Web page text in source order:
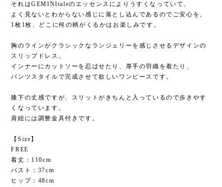
それはGEMINItaleのエッセンスによりうすくなっていて、
よく見ないとわからない感じに落とし込んであるのでご安心を。
1枚1枚、どこに何の柄がくるかはお楽しみです。
胸のラインがクラシックなランジェリーを感じさせるデザインの
スリップドレス。
インナーにカットソーを忍ばせたり、厚手の羽織を着たり、
パンツスタイルで完成させて欲しいワンピースです。
膝下の丈感ですが、スリットがきちんと入っているので歩きやす
くなっています。
肩紐には調整金具付きです。
【Size】
FREE
着丈：110cm
バスト：37cm
ヒップ：48cm